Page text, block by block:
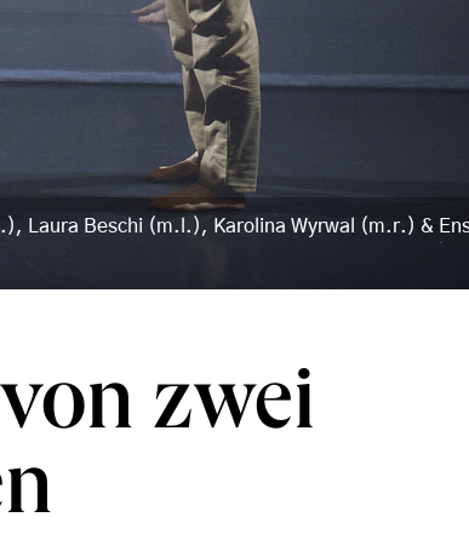
Laura Beschi (m.l.), Karolina Wyrwal (m.r.) &
zwei